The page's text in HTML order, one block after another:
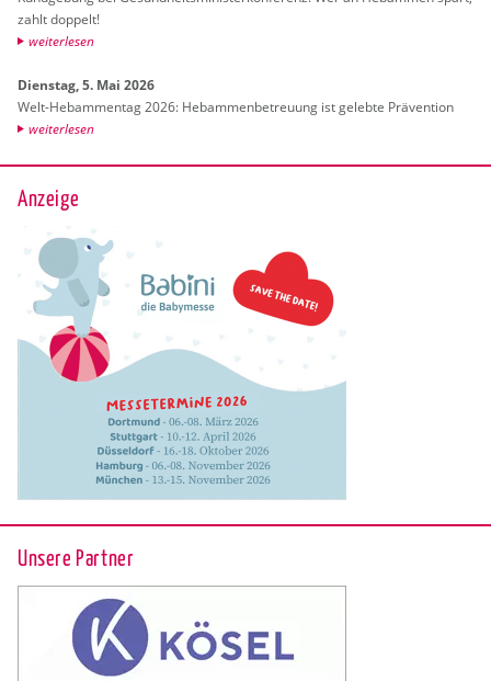
zahlt dop­pelt!
wei­ter­le­sen
Diens­tag, 5. Mai 2026
Welt-Heb­am­men­tag 2026: Heb­am­men­be­treu­ung ist ge­leb­te Prä­ven­ti­on
wei­ter­le­sen
Anzeige
Unsere Partner